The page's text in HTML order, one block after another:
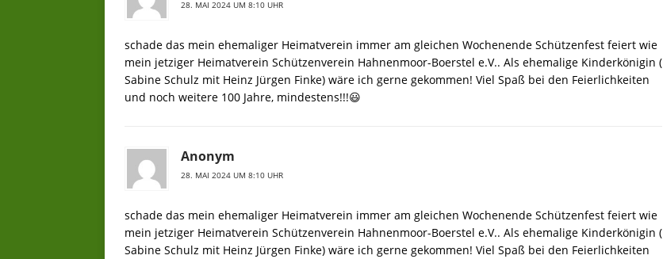
28. MAI 2024 UM 8:10 UHR
schade das mein ehemaliger Heimatverein immer am gleichen Wochenende Schützenfest feiert wie
mein jetziger Heimatverein Schützenverein Hahnenmoor-Boerstel e.V.. Als ehemalige Kinderkönigin (
Sabine Schulz mit Heinz Jürgen Finke) wäre ich gerne gekommen! Viel Spaß bei den Feierlichkeiten
und noch weitere 100 Jahre, mindestens!!!😃
Anonym
28. MAI 2024 UM 8:10 UHR
schade das mein ehemaliger Heimatverein immer am gleichen Wochenende Schützenfest feiert wie
mein jetziger Heimatverein Schützenverein Hahnenmoor-Boerstel e.V.. Als ehemalige Kinderkönigin (
Sabine Schulz mit Heinz Jürgen Finke) wäre ich gerne gekommen! Viel Spaß bei den Feierlichkeiten